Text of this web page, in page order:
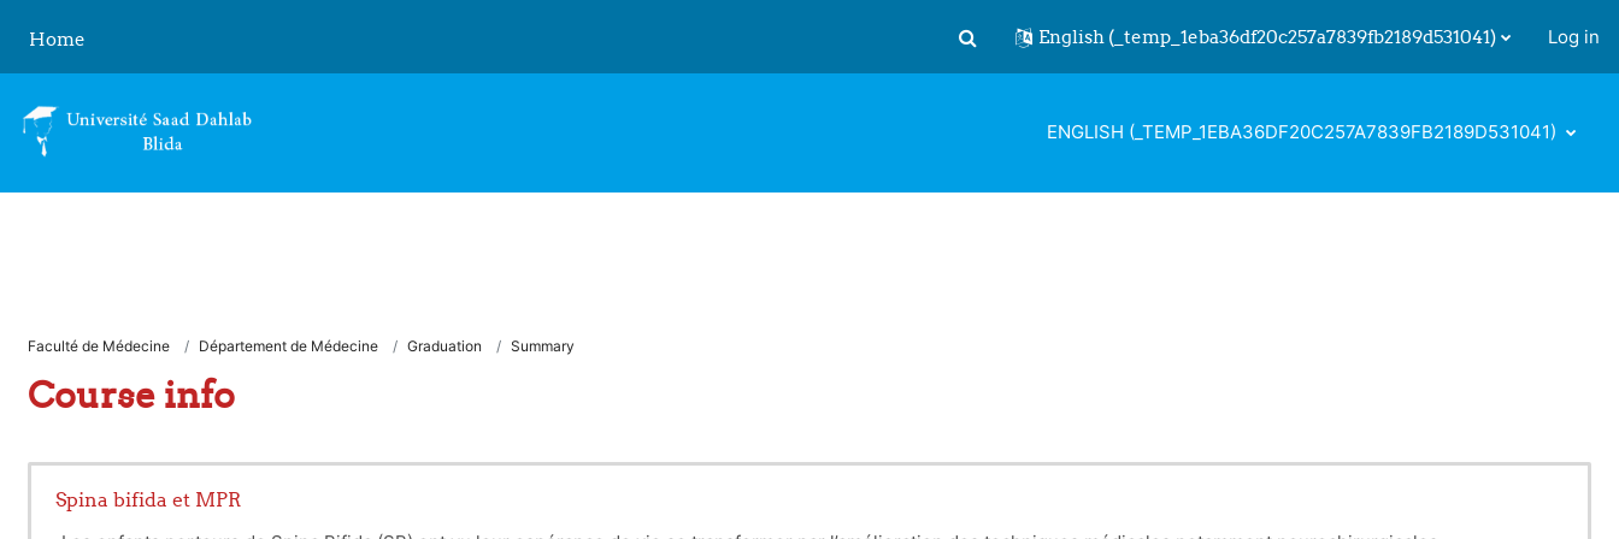
Home
Toggle search input
English ‎(_temp_1eba36df20c257a7839fb2189d531041)‎ Log in
ENGLISH ‎(_TEMP_1EBA36DF20C257A7839FB2189D531041)‎
Faculté de Médecine Département de Médecine Graduation Summary
Course info
Spina bifida et MPR